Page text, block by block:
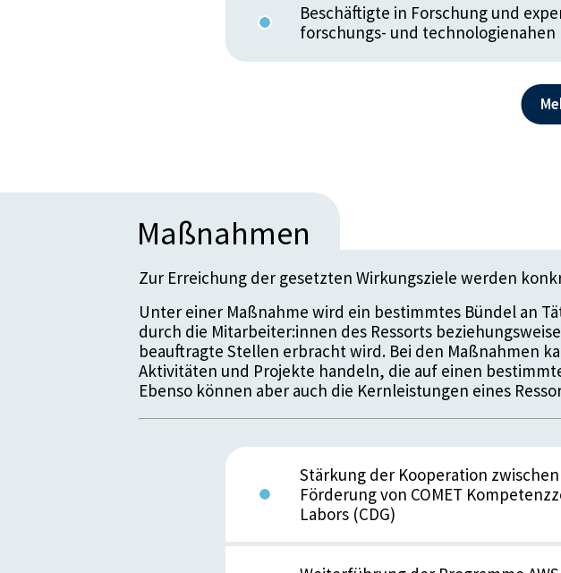
Beschäftigte in Forschung und
forschungs- und
Maßnahmen
Zur Erreichung der gesetzten Wirkungsziele werden
Unter einer Maßnahme wird ein bestimmtes Bündel an
durch die Mitarbeiter:innen des Ressorts
beauftragte Stellen erbracht wird. Bei den Maßnahmen
Aktivitäten und Projekte handeln, die auf einen
Ebenso können aber auch die Kernleistungen eines
Stärkung der Kooperation
Förderung von COMET
Labors (CDG)